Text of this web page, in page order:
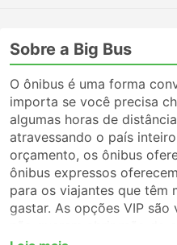
Sobre a Big Bus
O ônibus é uma forma
importa se você precisa
algumas horas de
atravessando o país
orçamento, os ônibus
ônibus expressos
para os viajantes que têm
gastar. As opções VIP